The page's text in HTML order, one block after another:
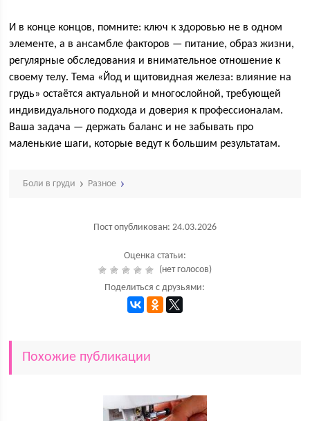
И в конце концов, помните: ключ к здоровью не в одном
элементе, а в ансамбле факторов — питание, образ жизни,
регулярные обследования и внимательное отношение к
своему телу. Тема «Йод и щитовидная железа: влияние на
грудь» остаётся актуальной и многослойной, требующей
индивидуального подхода и доверия к профессионалам.
Ваша задача — держать баланс и не забывать про
маленькие шаги, которые ведут к большим результатам.
Боли в груди Разное
Пост опубликован: 24.03.2026
Оценка статьи:
(нет голосов)
Поделиться с друзьями:
Похожие публикации